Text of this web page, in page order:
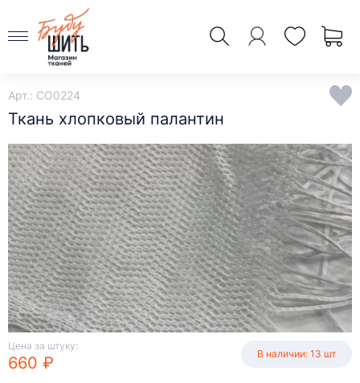
Арт.: CO0224
Ткань хлопковый палантин
Цена за штуку:
660 ₽ В наличии: 13 шт